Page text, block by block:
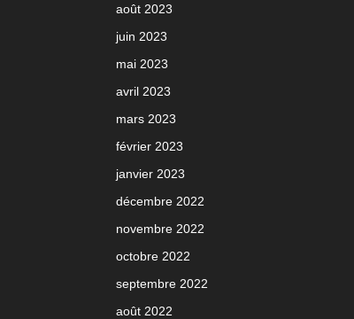
août 2023
juin 2023
mai 2023
avril 2023
mars 2023
février 2023
janvier 2023
décembre 2022
novembre 2022
octobre 2022
septembre 2022
août 2022